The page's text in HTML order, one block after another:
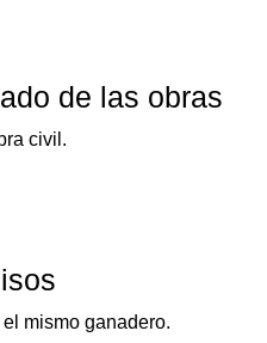
de las obras
civil.
mismo ganadero.